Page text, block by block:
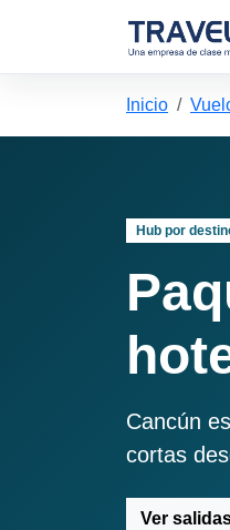
Inicio
Hub por
Cancún
cortas
Ver